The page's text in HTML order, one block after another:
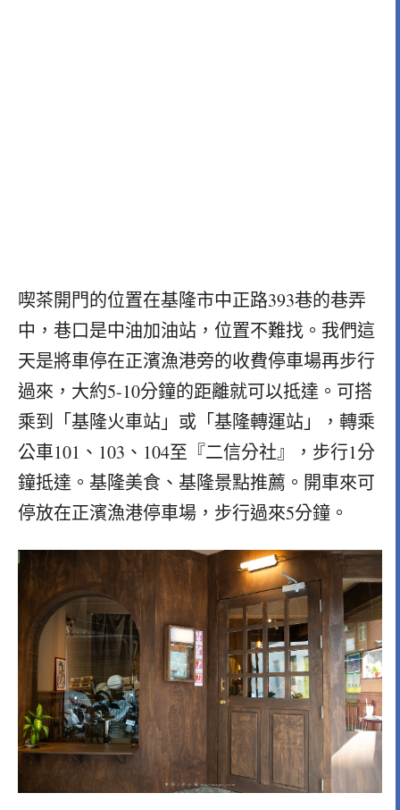
喫茶開門的位置在基隆市中正路393巷的巷弄
中，巷口是中油加油站，位置不難找。我們這
天是將車停在正濱漁港旁的收費停車場再步行
過來，大約5-10分鐘的距離就可以抵達。可搭
乘到「基隆火車站」或「基隆轉運站」，轉乘
公車101、103、104至『二信分社』，步行1分
鐘抵達。基隆美食、基隆景點推薦。開車來可
停放在正濱漁港停車場，步行過來5分鐘。